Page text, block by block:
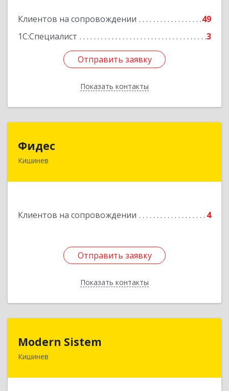
Клиентов на сопровождении
49
1С:Специалист
3
Отправить заявку
Показать контакты
Отправить заявку
Назад
Фидес
Кишинев
Клиентов на сопровождении 4
Отправить заявку
Показать контакты
МОЛДОВА, РЕСПУБЛИКА , MD-2008, г.Кишинев,
Отправить заявку
Назад
Modern Sistem
Кишинев
МОЛДОВА, РЕСПУБЛИКА , MD-2004, г. Кишинев,